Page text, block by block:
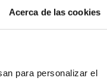
Acerca de las cookies
para personalizar el